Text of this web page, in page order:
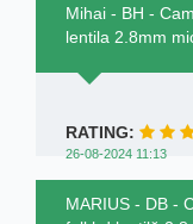
Mihai - BH -
lentila 2.8mm
RATING:
26-08-2024 11:13
MARIUS - DB -